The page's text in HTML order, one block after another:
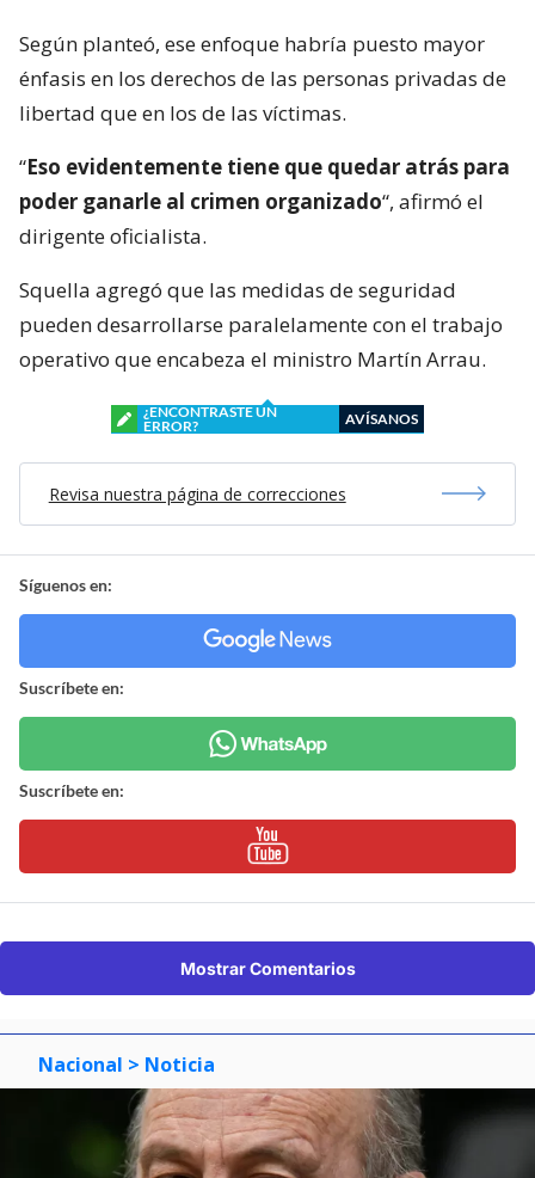
Según planteó, ese enfoque habría puesto mayor
énfasis en los derechos de las personas privadas de
libertad que en los de las víctimas.
“Eso evidentemente tiene que quedar atrás para
poder ganarle al crimen organizado“, afirmó el
dirigente oficialista.
Squella agregó que las medidas de seguridad
pueden desarrollarse paralelamente con el trabajo
operativo que encabeza el ministro Martín Arrau.
¿ENCONTRASTE UN
ERROR?
AVÍSANOS
Revisa nuestra página de correcciones
Síguenos en:
Suscríbete en:
Suscríbete en:
Mostrar Comentarios
Nacional > Noticia